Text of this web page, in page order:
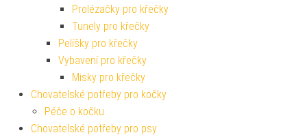
Prolézačky pro křečky
Tunely pro křečky
Pelíšky pro křečky
Vybavení pro křečky
Misky pro křečky
Chovatelské potřeby pro kočky
Péče o kočku
Chovatelské potřeby pro psy